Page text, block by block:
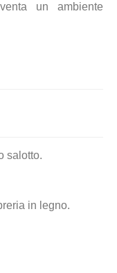
un ambiente
salotto.
in legno.